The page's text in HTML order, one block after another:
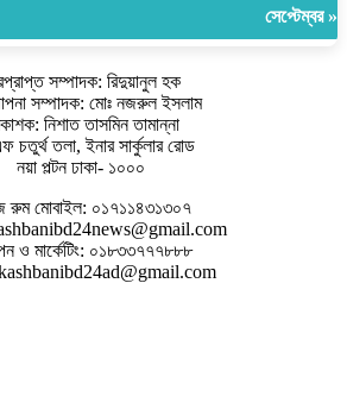
সেপ্টেম্বর »
সম্পাদক: রিদুয়ানুল হক
সম্পাদক: মোঃ নজরুল ইসলাম
নিশাত তাসমিন তামান্না
চতুর্থ তলা, ইনার সার্কুলার রোড
নয়া পল্টন ঢাকা- ১০০০
রুম মোবাইল: ০১৭১১৪৩১৩০৭
ও মার্কেটিং: ০১৮৩৩৭৭৭৮৮৮